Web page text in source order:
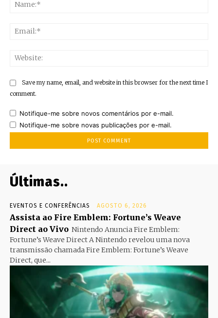
Save my name, email, and website in this browser for the next time I
comment.
Notifique-me sobre novos comentários por e-mail.
Notifique-me sobre novas publicações por e-mail.
Últimas..
EVENTOS E CONFERÊNCIAS AGOSTO 6, 2026
Assista ao Fire Emblem: Fortune’s Weave
Direct ao Vivo Nintendo Anuncia Fire Emblem:
Fortune’s Weave Direct A Nintendo revelou uma nova
transmissão chamada Fire Emblem: Fortune’s Weave
Direct, que...